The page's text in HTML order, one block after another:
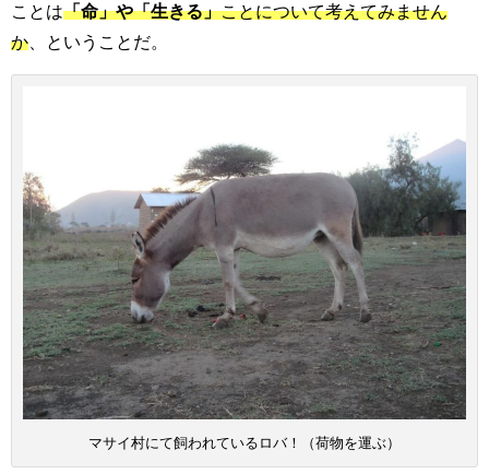
ことは「命」や「生きる」ことについて考えてみません
か 、ということだ。
マサイ村にて飼われているロバ！（荷物を運ぶ）